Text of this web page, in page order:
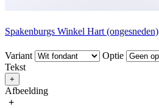
Spakenburgs Winkel Hart (ongesneden)
Variant
Optie
Tekst
+
Afbeelding
+